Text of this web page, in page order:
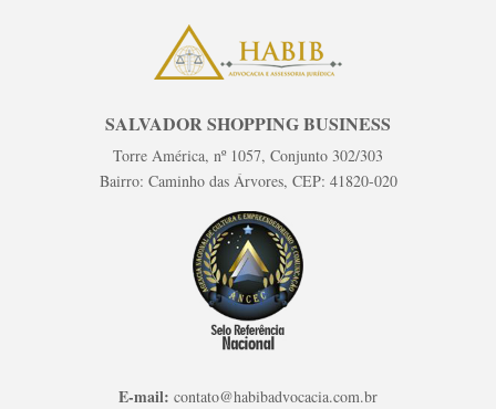
SALVADOR SHOPPING BUSINESS
Torre América, nº 1057, Conjunto 302/303
Bairro: Caminho das Árvores, CEP: 41820-020
E-mail: contato@habibadvocacia.com.br